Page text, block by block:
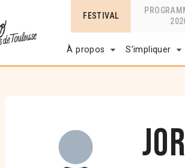
FESTIVAL
À propos S’impliquer